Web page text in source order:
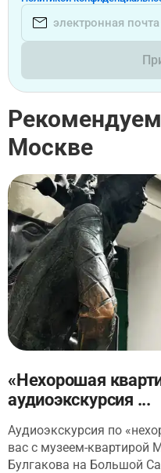
Москве
«Нехорошая
аудиоэкскурсия ...
Аудиоэкскурсия по
вас с музеем-квартирой
Булгакова на Большой